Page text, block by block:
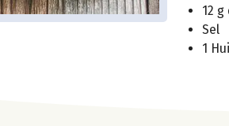
12
Sel
1